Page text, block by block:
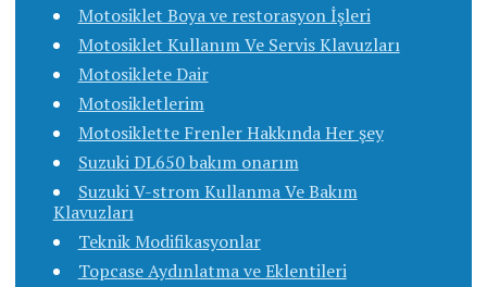
Motosiklet Boya ve restorasyon İşleri
Motosiklet Kullanım Ve Servis Klavuzları
Motosiklete Dair
Motosikletlerim
Motosiklette Frenler Hakkında Her şey
Suzuki DL650 bakım onarım
Suzuki V-strom Kullanma Ve Bakım
Klavuzları
Teknik Modifikasyonlar
Topcase Aydınlatma ve Eklentileri